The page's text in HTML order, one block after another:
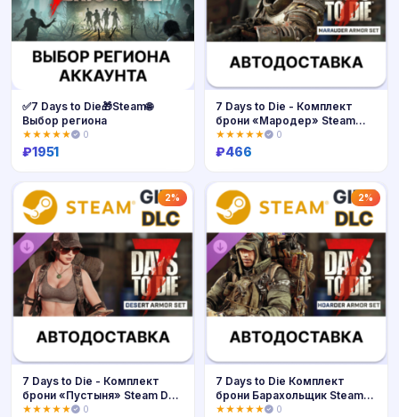
✅7 Days to Die🎁Steam🌐
Выбор региона
★★★★★ 0
₽1951
7 Days to Die - Комплект
брони «Мародер» Steam
DLC РУ
★★★★★ 0
₽466
2%
7 Days to Die - Комплект
брони «Пустыня» Steam DLC
РУ
★★★★★ 0
2%
7 Days to Die Комплект
брони Барахольщик Steam
DLC РУ
★★★★★ 0